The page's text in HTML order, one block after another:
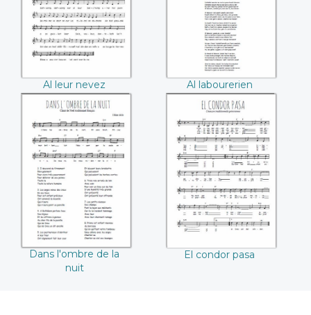
Al leur nevez Al labourerien
Dans l'ombre de la
nuit
Dans l'ombre de la
nuit
El condor pasa
El condor pasa